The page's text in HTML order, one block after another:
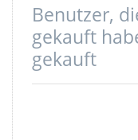
Benutzer,
gekauft
gekauft